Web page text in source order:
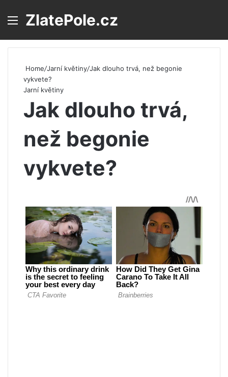
Menu
ZlatePole.cz
Home/Jarní květiny/Jak dlouho trvá, než begonie
vykvete?
Jarní květiny
Jak dlouho trvá,
než begonie
vykvete?